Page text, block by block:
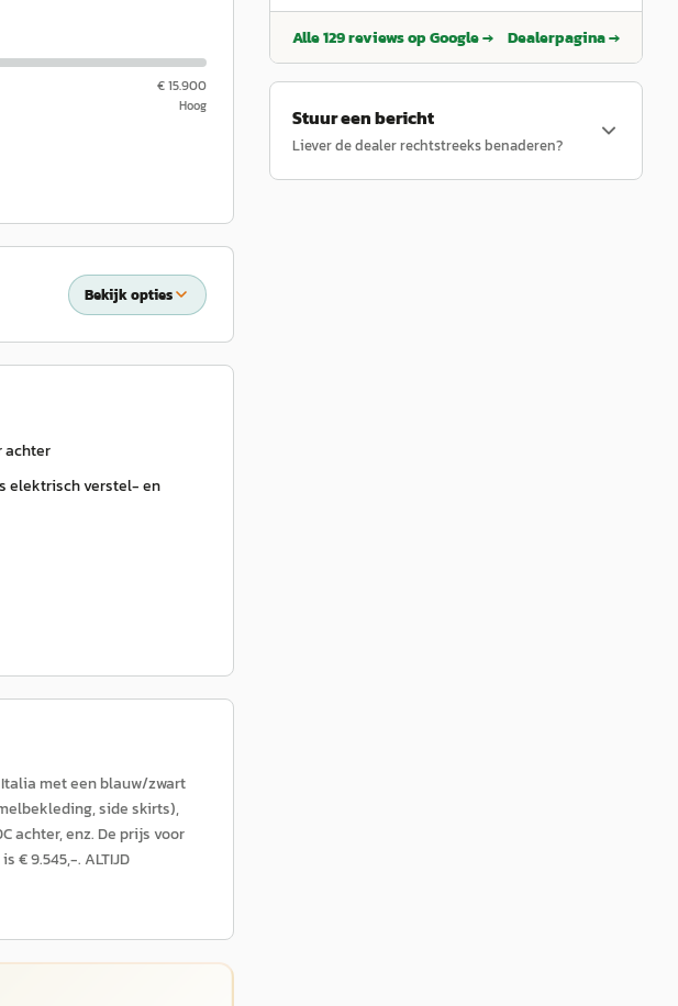
€ 15.900
Hoog
Bekijk opties
achter
elektrisch verstel- en
met een blauw/zwart
side skirts),
achter, enz. De prijs voor
€ 9.545,-. ALTIJD
Jacolien.”
geweldig geholpen door de vakkundige en
uiterst vriendelijke medewerkers van Buist
Alle129reviews op Google → Dealerpagina →
Stuur een bericht
Liever de dealer rechtstreeks benaderen?